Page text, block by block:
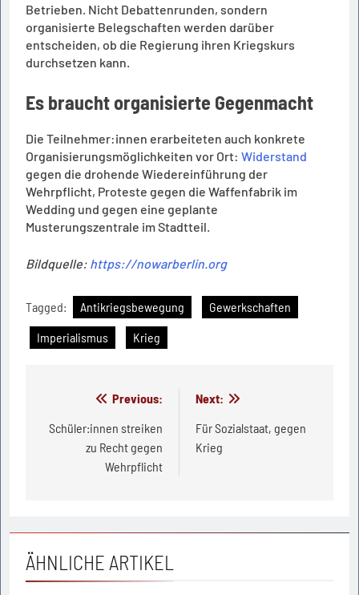
Betrieben. Nicht Debattenrunden, sondern
organisierte Belegschaften werden darüber
entscheiden, ob die Regierung ihren Kriegskurs
durchsetzen kann.
Es braucht organisierte Gegenmacht
Die Teilnehmer:innen erarbeiteten auch konkrete
Organisierungsmöglichkeiten vor Ort: Widerstand
gegen die drohende Wiedereinführung der
Wehrpflicht, Proteste gegen die Waffenfabrik im
Wedding und gegen eine geplante
Musterungszentrale im Stadtteil.
Bildquelle: https://nowarberlin.org
Tagged: Antikriegsbewegung
Gewerkschaften
Imperialismus
Krieg
Beitragsnavigation
Previous:
Schüler:innen streiken
zu Recht gegen
Wehrpflicht
Next:
Für Sozialstaat, gegen
Krieg
ÄHNLICHE ARTIKEL